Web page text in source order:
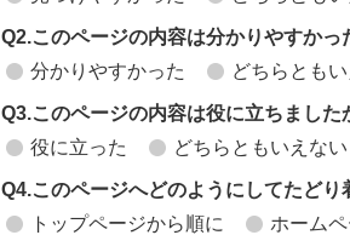
Q2.このページの内容は分かりやすかっ
分かりやすかった
どちらとも
Q3.このページの内容は役に立ちました
役に立った
どちらともいえない
Q4.このページへどのようにしてたどり
トップページから順に
ホーム